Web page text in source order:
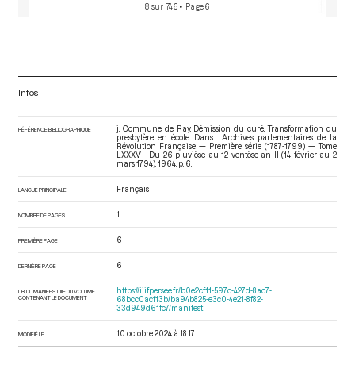
8 sur 746 • Page 6
Infos
RÉFÉRENCE BIBLIOGRAPHIQUE
j. Commune de Ray. Démission du curé. Transformation du
presbytère en école. Dans : Archives parlementaires de la
Révolution Française — Première série (1787-1799) — Tome
LXXXV - Du 26 pluviôse au 12 ventôse an II (14 février au 2
mars 1794) . 1964. p. 6.
LANGUE PRINCIPALE Français
NOMBRE DE PAGES 1
PREMIÈRE PAGE 6
DERNIÈRE PAGE 6
URI DU MANIFEST IIIF DU VOLUME
CONTENANT LE DOCUMENT
https://iiif.persee.fr/b0e2cf11-597c-427d-8ac7-
68bcc0acf13b/ba94b825-e3c0-4e21-8f82-
33d949d61fc7/manifest
MODIFIÉ LE 10 octobre 2024 à 18:17